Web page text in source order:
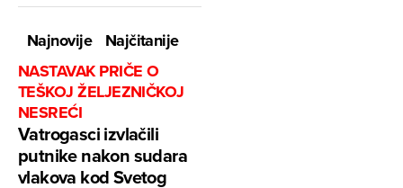
Najnovije
Najčitanije
NASTAVAK PRIČE O
TEŠKOJ ŽELJEZNIČKOJ
NESREĆI
Vatrogasci izvlačili
putnike nakon sudara
vlakova kod Svetog